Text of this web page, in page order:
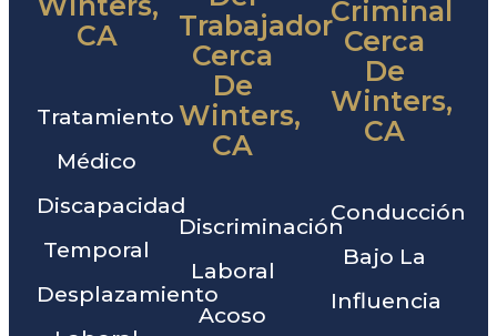
CA
Tratamiento
Médico
Discapacidad
Temporal
Desplazamiento
Trabajador
Cerca
De
Winters,
CA
Discriminación
Laboral
Acoso
Criminal
Cerca
De
Winters,
CA
Conducción
Bajo La
Influencia